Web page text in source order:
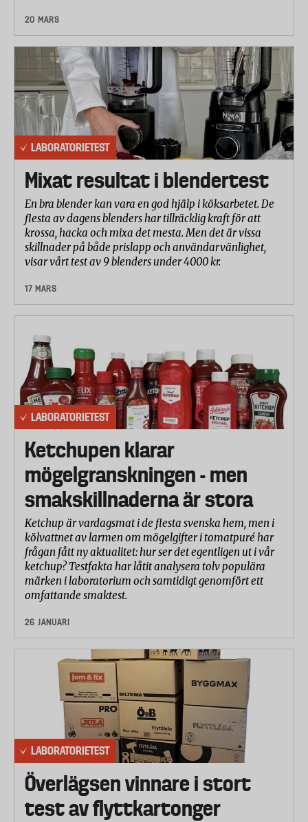
20 MARS
LABORATORIETEST
Mixat resultat i blendertest
En bra blender kan vara en god hjälp i köksarbetet. De
flesta av dagens blenders har tillräcklig kraft för att
krossa, hacka och mixa det mesta. Men det är vissa
skillnader på både prislapp och användarvänlighet,
visar vårt test av 9 blenders under 4000 kr.
17 MARS
LABORATORIETEST
Ketchupen klarar
mögelgranskningen - men
smakskillnaderna är stora
Ketchup är vardagsmat i de flesta svenska hem, men i
kölvattnet av larmen om mögelgifter i tomatpuré har
frågan fått ny aktualitet: hur ser det egentligen ut i vår
ketchup? Testfakta har låtit analysera tolv populära
märken i laboratorium och samtidigt genomfört ett
omfattande smaktest.
26 JANUARI
LABORATORIETEST
Överlägsen vinnare i stort
test av flyttkartonger